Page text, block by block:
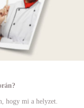
hogy mi a helyzet.